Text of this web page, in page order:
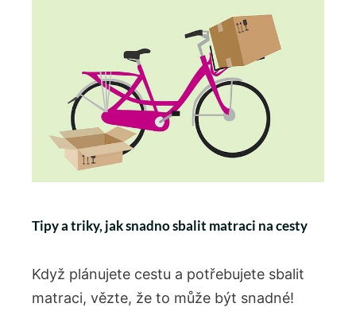
Tipy a triky, jak snadno sbalit matraci na cesty
Když plánujete cestu a potřebujete sbalit
matraci, vězte, že to může být snadné!